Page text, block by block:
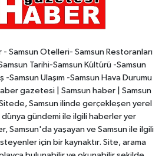
Samsun Otelleri- Samsun Restoranları
Tarihi-Samsun Kültürü -Samsun
-Samsun Ulaşım -Samsun Hava Durumu
gazetesi | Samsun haber | Samsun
Samsun ilinde gerçekleşen yerel
gündemi ile ilgili haberler yer
Samsun'da yaşayan ve Samsun ile ilgili
için bir kaynaktır. Site, arama